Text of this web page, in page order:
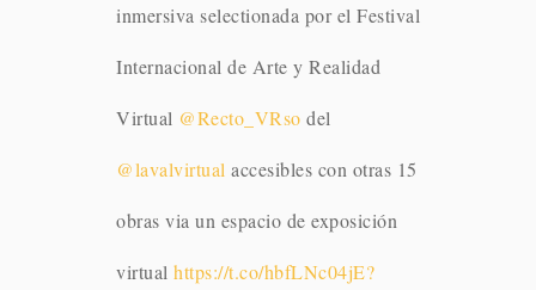
inmersiva selectionada por el Festival
Internacional de Arte y Realidad
Virtual @Recto_VRso del
@lavalvirtual accesibles con otras 15
obras via un espacio de exposición
virtual https://t.co/hbfLNc04jE?